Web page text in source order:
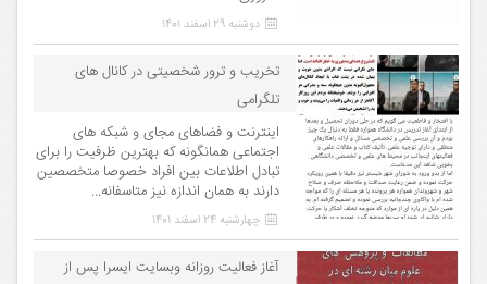
دوشنبه 29 اسفند 1401
تخریب و ترور شخصیتی در کانال های
تلگرامی
اینترنت و فضاهای مجای و شبکه های
اجتماعی همانگونه که بهترین ظرفیت را برای
تبادل اطلاعات بین افراد خصوصا متخصصین
دارند به همان اندازه نیز متاسفانه...
چهارشنبه 24 اسفند 1401
آغاز فعالیت روزانه وبسایت ایسرا پس از